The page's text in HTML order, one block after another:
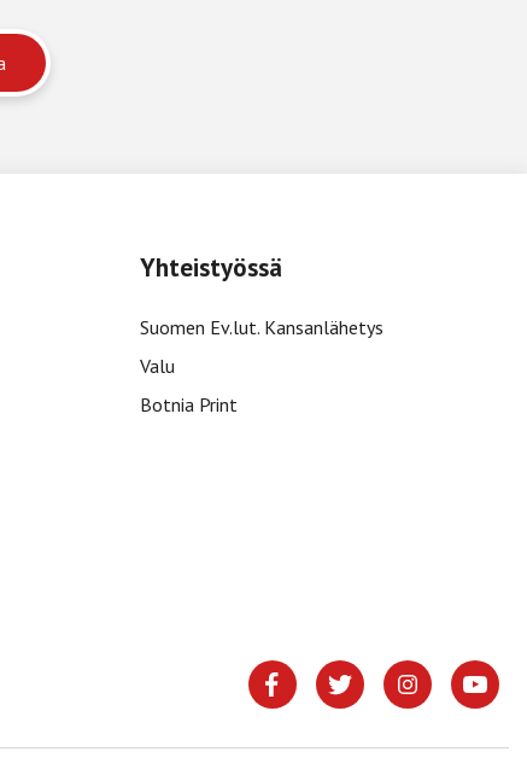
Yhteistyössä
Suomen Ev.lut. Kansanlähetys
Valu
Botnia Print